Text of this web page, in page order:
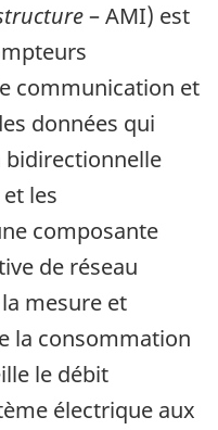
– AMI) est
communication et
données qui
les
composante
de réseau
mesure et
la consommation
le débit
électrique aux